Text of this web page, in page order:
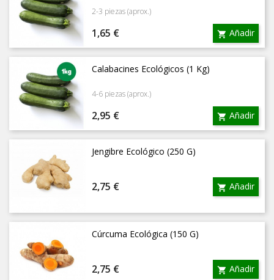
2-3 piezas (aprox.)
Precio
1,65 €  Añadir
Calabacines Ecológicos (1 Kg)
4-6 piezas (aprox.)
Precio
2,95 €  Añadir
Jengibre Ecológico (250 G)
Precio
2,75 €  Añadir
Cúrcuma Ecológica (150 G)
Precio
2,75 €  Añadir